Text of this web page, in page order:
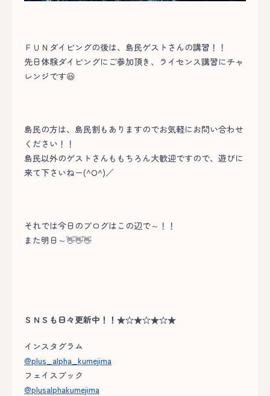
ＦＵＮダイビングの後は、島民ゲストさんの講習！！
先日体験ダイビングにご参加頂き、ライセンス講習にチャ
レンジです😆
島民の方は、島民割もありますのでお気軽にお問い合わせ
ください！！
島民以外のゲストさんももちろん大歓迎ですので、遊びに
来て下さいねー(^O^)／
それでは今日のブログはこの辺で～！！
また明日～👋👋👋
ＳＮＳも日々更新中！！★☆★☆★☆★
インスタグラム
@plus_alpha_kumejima
フェイスブック
@plusalphakumejima